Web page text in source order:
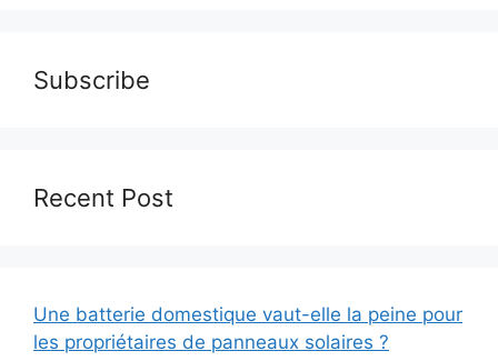
Subscribe
Recent Post
Une batterie domestique vaut-elle la peine pour
les propriétaires de panneaux solaires ?